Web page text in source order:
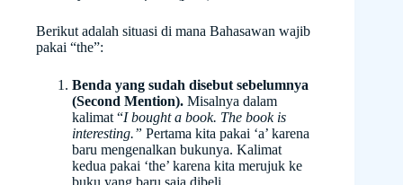
Berikut adalah situasi di mana Bahasawan wajib
pakai “the”:
Benda yang sudah disebut sebelumnya
(Second Mention). Misalnya dalam
kalimat “I bought a book. The book is
interesting.” Pertama kita pakai ‘a’ karena
baru mengenalkan bukunya. Kalimat
kedua pakai ‘the’ karena kita merujuk ke